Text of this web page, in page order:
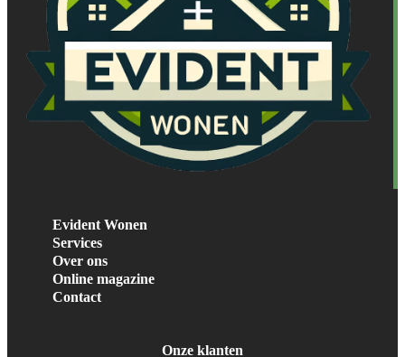
Evident Wonen
Services
Over ons
Online magazine
Contact
Onze klanten